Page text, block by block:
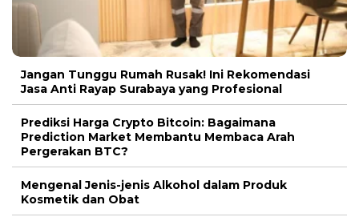
Jangan Tunggu Rumah Rusak! Ini Rekomendasi
Jasa Anti Rayap Surabaya yang Profesional
Prediksi Harga Crypto Bitcoin: Bagaimana
Prediction Market Membantu Membaca Arah
Pergerakan BTC?
Mengenal Jenis-jenis Alkohol dalam Produk
Kosmetik dan Obat